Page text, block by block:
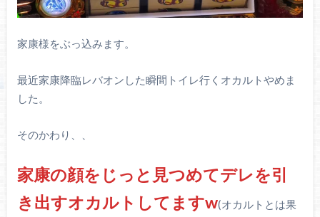
家康様をぶっ込みます。
最近家康降臨レバオンした瞬間トイレ行くオカルトやめま
した。
そのかわり、、
家康の顔をじっと見つめてデレを引
き出すオカルトしてますw(オカルトとは果